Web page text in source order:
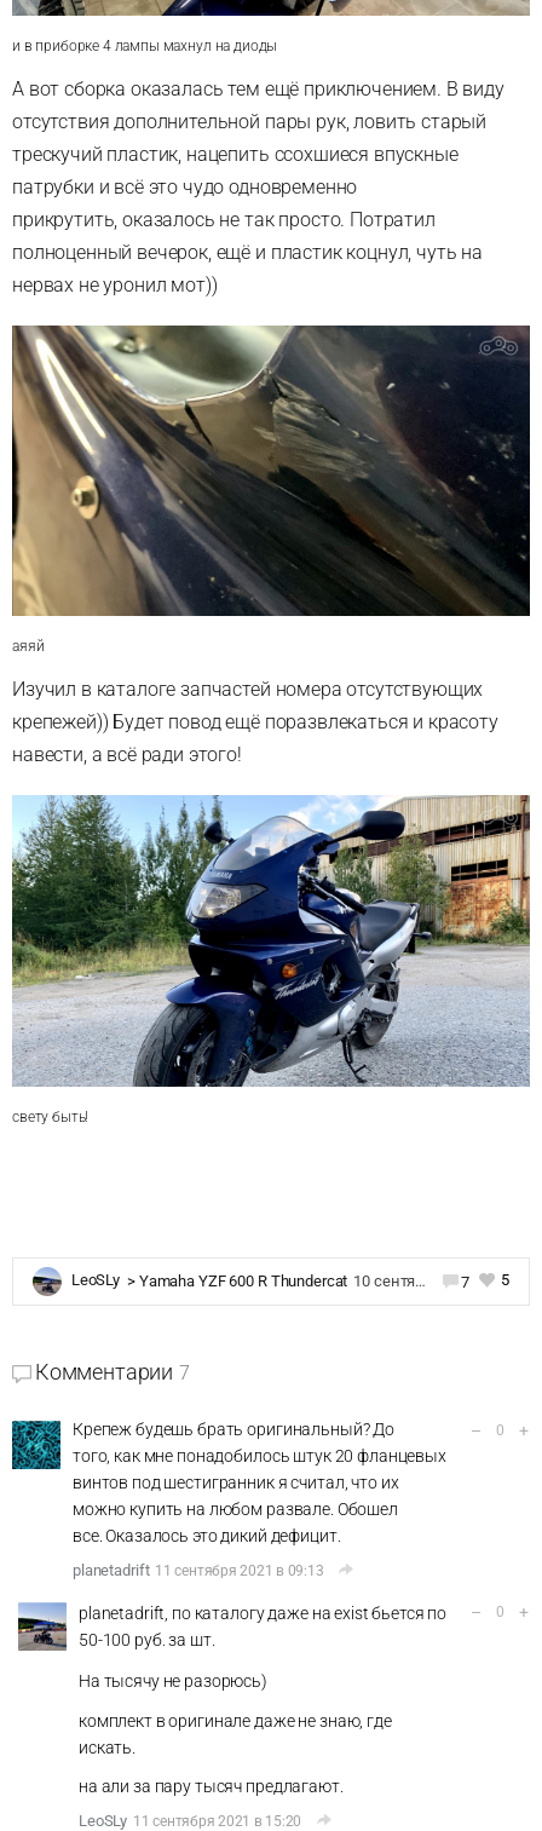
и в приборке 4 лампы махнул на диоды
А вот сборка оказалась тем ещё приключением. В виду
отсутствия дополнительной пары рук, ловить старый
трескучий пластик, нацепить ссохшиеся впускные
патрубки и всё это чудо одновременно
прикрутить, оказалось не так просто. Потратил
полноценный вечерок, ещё и пластик коцнул, чуть на
нервах не уронил мот))
аяяй
Изучил в каталоге запчастей номера отсутствующих
крепежей)) Будет повод ещё поразвлекаться и красоту
навести, а всё ради этого!
свету быть!
LeoSLy > Yamaha YZF 600 R Thundercat 10 сентября 2021 в 20:03 7 5
Комментарии 7
Крепеж будешь брать оригинальный? До
того, как мне понадобилось штук 20 фланцевых
винтов под шестигранник я считал, что их
можно купить на любом развале. Обошел
все. Оказалось это дикий дефицит.
planetadrift 11 сентября 2021 в 09:13
– 0 +
planetadrift, по каталогу даже на exist бьется по
50-100 руб. за шт.
На тысячу не разорюсь)
комплект в оригинале даже не знаю, где
искать.
на али за пару тысяч предлагают.
LeoSLy 11 сентября 2021 в 15:20
– 0 +